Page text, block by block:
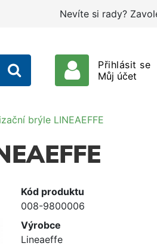
Nevíte si rady?
Přihlásit se
Můj účet
brýle LINEAEFFE
Kód produktu
008-9800006
Výrobce
Lineaeffe